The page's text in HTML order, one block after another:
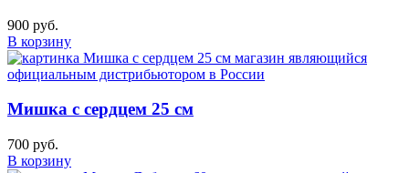
900 руб.
В корзину
Мишка с сердцем 25 см
700 руб.
В корзину